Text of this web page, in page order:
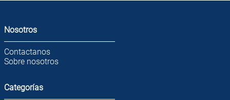
Nosotros
Contactanos
Sobre nosotros
Categorías